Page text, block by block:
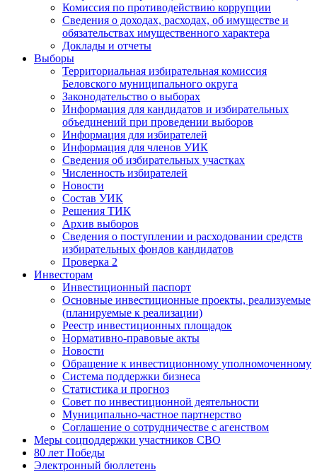
Комиссия по противодействию коррупции
Сведения о доходах, расходах, об имуществе и
обязательствах имущественного характера
Доклады и отчеты
Выборы
Территориальная избирательная комиссия
Беловского муниципального округа
Законодательство о выборах
Информация для кандидатов и избирательных
объединений при проведении выборов
Информация для избирателей
Информация для членов УИК
Сведения об избирательных участках
Численность избирателей
Новости
Состав УИК
Решения ТИК
Архив выборов
Сведения о поступлении и расходовании средств
избирательных фондов кандидатов
Проверка 2
Инвесторам
Инвестиционный паспорт
Основные инвестиционные проекты, реализуемые
(планируемые к реализации)
Реестр инвестиционных площадок
Нормативно-правовые акты
Новости
Обращение к инвестиционному уполномоченному
Система поддержки бизнеса
Статистика и прогноз
Совет по инвестиционной деятельности
Муниципально-частное партнерство
Соглашение о сотрудничестве с агенством
Меры соцподдержки участников СВО
80 лет Победы
Электронный бюллетень